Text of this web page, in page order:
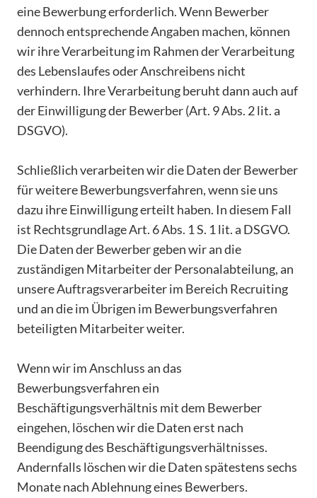
eine Bewerbung erforderlich. Wenn Bewerber
dennoch entsprechende Angaben machen, können
wir ihre Verarbeitung im Rahmen der Verarbeitung
des Lebenslaufes oder Anschreibens nicht
verhindern. Ihre Verarbeitung beruht dann auch auf
der Einwilligung der Bewerber (Art. 9 Abs. 2 lit. a
DSGVO).
Schließlich verarbeiten wir die Daten der Bewerber
für weitere Bewerbungsverfahren, wenn sie uns
dazu ihre Einwilligung erteilt haben. In diesem Fall
ist Rechtsgrundlage Art. 6 Abs. 1 S. 1 lit. a DSGVO.
Die Daten der Bewerber geben wir an die
zuständigen Mitarbeiter der Personalabteilung, an
unsere Auftragsverarbeiter im Bereich Recruiting
und an die im Übrigen im Bewerbungsverfahren
beteiligten Mitarbeiter weiter.
Wenn wir im Anschluss an das
Bewerbungsverfahren ein
Beschäftigungsverhältnis mit dem Bewerber
eingehen, löschen wir die Daten erst nach
Beendigung des Beschäftigungsverhältnisses.
Andernfalls löschen wir die Daten spätestens sechs
Monate nach Ablehnung eines Bewerbers.